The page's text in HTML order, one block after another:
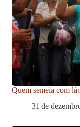
Quem semeia com
31 de